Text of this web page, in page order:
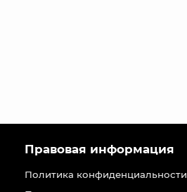
Правовая информация
Политика конфиденциальности